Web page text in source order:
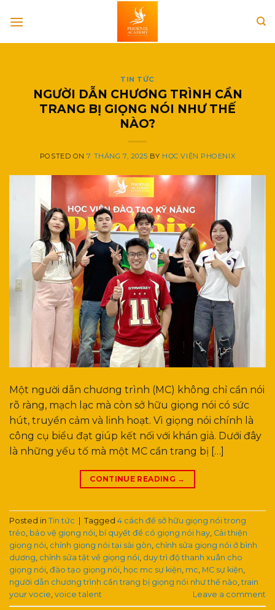
TIN TỨC
NGƯỜI DẪN CHƯƠNG TRÌNH CẦN
TRANG BỊ GIỌNG NÓI NHƯ THẾ
NÀO?
POSTED ON7 THÁNG 7, 2025 BY HỌC VIỆN PHOENIX
Một người dẫn chương trình (MC) không chỉ cần nói
rõ ràng, mạch lạc mà còn sở hữu giọng nói có sức
hút, truyền cảm và linh hoạt. Vì giọng nói chính là
công cụ biểu đạt giúp kết nối với khán giả. Dưới đây
là những yếu tố mà một MC cần trang bị […]
CONTINUE READING →
Posted in Tin tức Tagged 4 cách để sở hữu giọng nói trong
trẻo, bảo vệ giọng nói, bí quyết để có giọng nói hay, Cải thiện
giọng nói, chỉnh giọng nói tại sài gòn, chỉnh sửa giọng nói ở bình
dương, chỉnh sửa tật về giọng nói, duy trì độ thanh xuân cho
giọng nói, đào tạo giọng nói, học mc sự kiện, mc, MC sự kiện,
người dẫn chương trình cần trang bị giọng nói như thế nào,train
your vocie, voice talent Leave a comment